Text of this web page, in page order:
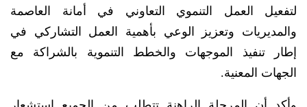
لتفعيل العمل التنموي التعاوني في أمانة العاصمة
والمديريات وتعزيز الوعي بأهمية العمل التشاركي في
إطار تنفيذ الموجهات والخطط التنموية بالشراكة مع
الجهات المعنية.